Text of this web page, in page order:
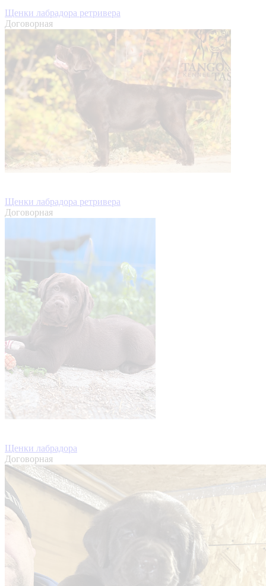
Щенки лабрадора ретривера
Договорная
Щенки лабрадора ретривера
Договорная
Щенки лабрадора
Договорная